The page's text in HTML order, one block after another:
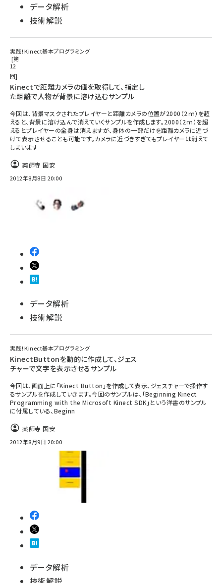
データ解析
技術解説
実践！Kinect基本プログラミング
第
12
回
Kinectで距離カメラの値を取得して、指定し
た距離で人物が背景に溶け込むサンプル
今回は、背景マスクされたプレイヤーと距離カメラの位置が2000（2ｍ）を超
えると、背景に溶け込んで消えていくサンプルを作成します。2000（2ｍ）を超
えるとプレイヤーの全身は消えますが、身体の一部だけを距離カメラに近づ
けて表示させることも可能です。カメラに近づきすぎてもプレイヤーは消えて
しまいます
薬師寺 国安
2012年8月8日 20:00
データ解析
技術解説
実践！Kinect基本プログラミング
KinectButtonを動的に作成して、ジェス
チャーで文字を表示させるサンプル
今回は、画面上に「Kinect Button」を作成して表示、ジェスチャーで操作す
るサンプルを作成していきます。今回のサンプルは、「Beginning Kinect
Programming with the Microsoft Kinect SDK」という洋書のサンプル
に付属している、Beginn
薬師寺 国安
2012年8月9日 20:00
データ解析